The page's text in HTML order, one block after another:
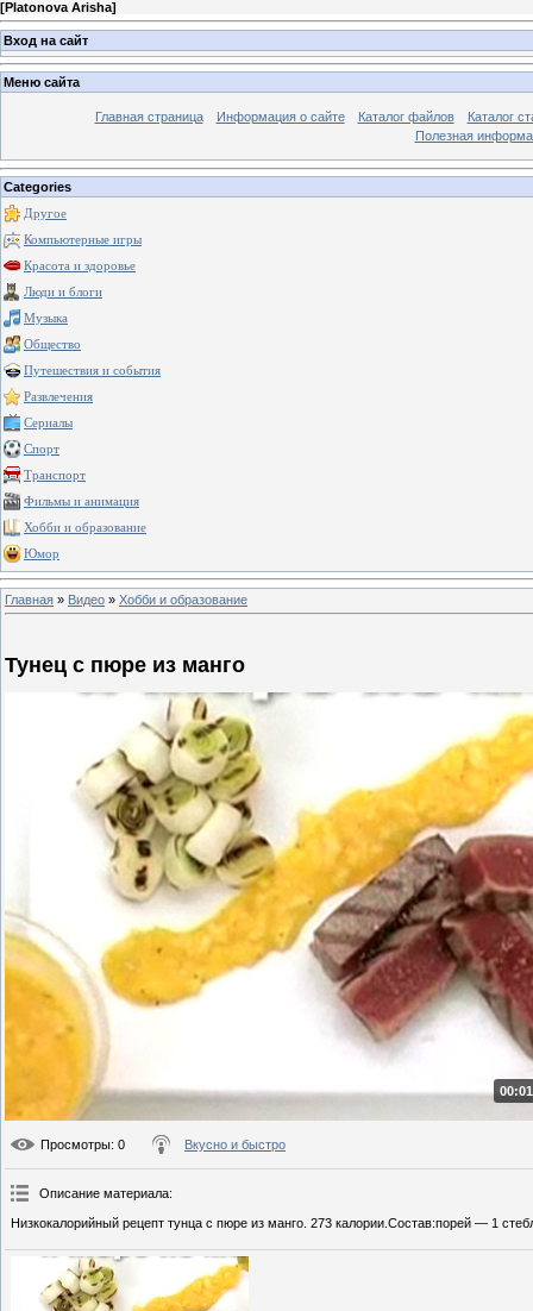
[Platonova Arisha]
Вход на сайт
Меню сайта
Главная страница Информация о сайте Каталог файлов
Каталог
Полезная
Categories
Другое
Компьютерные игры
Красота и здоровье
Люди и блоги
Музыка
Общество
Путешествия и события
Развлечения
Сериалы
Спорт
Транспорт
Фильмы и анимация
Хобби и образование
Юмор
Главная » Видео » Хобби и образование
Тунец с пюре из манго
Просмотры: 0 Вкусно и быстро
Описание материала:
Низкокалорийный рецепт тунца с пюре из манго. 273 калории.Состав:порей — 1